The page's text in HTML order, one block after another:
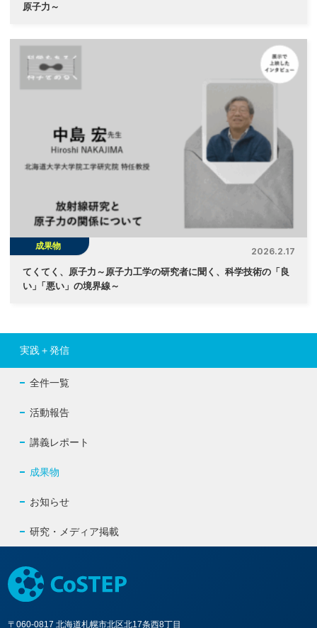
原子力～
成果物
2026.2.17
てくてく、原子力～原子力工学の研究者に聞く、科学技術の「良
い」 「悪い」の境界線～
実践＋発信
全件一覧
活動報告
講義レポート
成果物
お知らせ
研究・メディア掲載
〒060-0817 北海道札幌市北区北17条西8丁目